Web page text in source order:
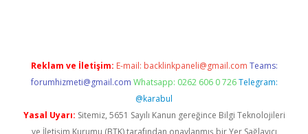
Reklam ve İletişim: E-mail: backlinkpaneli@gmail.com Teams:
forumhizmeti@gmail.com Whatsapp: 0262 606 0 726 Telegram:
@karabul
Yasal Uyarı: Sitemiz, 5651 Sayılı Kanun gereğince Bilgi Teknolojileri
ve İletişim Kurumu (BTK) tarafından onaylanmış bir Yer Sağlayıcı